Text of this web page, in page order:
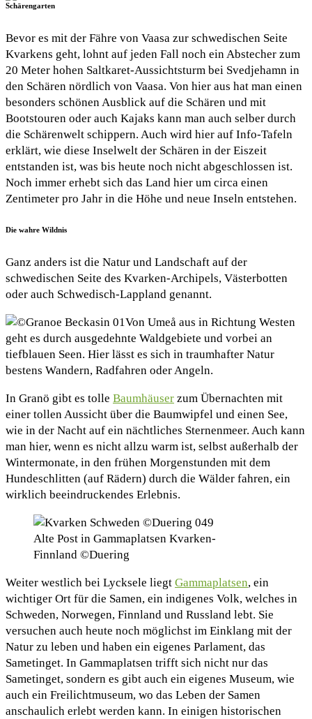
Schärengarten
Bevor es mit der Fähre von Vaasa zur schwedischen Seite
Kvarkens geht, lohnt auf jeden Fall noch ein Abstecher zum
20 Meter hohen Saltkaret-Aussichtsturm bei Svedjehamn in
den Schären nördlich von Vaasa. Von hier aus hat man einen
besonders schönen Ausblick auf die Schären und mit
Bootstouren oder auch Kajaks kann man auch selber durch
die Schärenwelt schippern. Auch wird hier auf Info-Tafeln
erklärt, wie diese Inselwelt der Schären in der Eiszeit
entstanden ist, was bis heute noch nicht abgeschlossen ist.
Noch immer erhebt sich das Land hier um circa einen
Zentimeter pro Jahr in die Höhe und neue Inseln entstehen.
Die wahre Wildnis
Ganz anders ist die Natur und Landschaft auf der
schwedischen Seite des Kvarken-Archipels, Västerbotten
oder auch Schwedisch-Lappland genannt.
Von Umeå aus in Richtung Westen
geht es durch ausgedehnte Waldgebiete und vorbei an
tiefblauen Seen. Hier lässt es sich in traumhafter Natur
bestens Wandern, Radfahren oder Angeln.
In Granö gibt es tolle Baumhäuser zum Übernachten mit
einer tollen Aussicht über die Baumwipfel und einen See,
wie in der Nacht auf ein nächtliches Sternenmeer. Auch kann
man hier, wenn es nicht allzu warm ist, selbst außerhalb der
Wintermonate, in den frühen Morgenstunden mit dem
Hundeschlitten (auf Rädern) durch die Wälder fahren, ein
wirklich beeindruckendes Erlebnis.
Alte Post in Gammaplatsen Kvarken-
Finnland ©Duering
Weiter westlich bei Lycksele liegt Gammaplatsen, ein
wichtiger Ort für die Samen, ein indigenes Volk, welches in
Schweden, Norwegen, Finnland und Russland lebt. Sie
versuchen auch heute noch möglichst im Einklang mit der
Natur zu leben und haben ein eigenes Parlament, das
Sametinget. In Gammaplatsen trifft sich nicht nur das
Sametinget, sondern es gibt auch ein eigenes Museum, wie
auch ein Freilichtmuseum, wo das Leben der Samen
anschaulich erlebt werden kann. In einigen historischen